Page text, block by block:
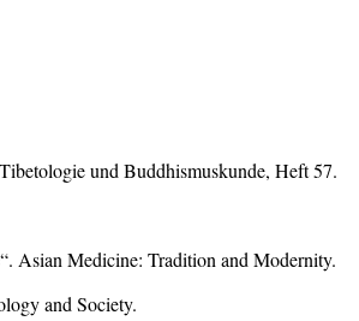
und Buddhismuskunde, Heft 57.
Asian Medicine: Tradition and Modernity.
and Society.